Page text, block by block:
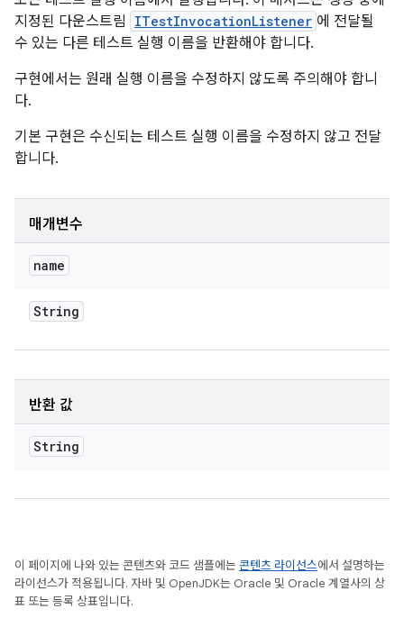
지정된 다운스트림
ITestInvocationListener 에 전달될
수 있는 다른 테스트 실행 이름을 반환해야 합니다.
구현에서는 원래 실행 이름을 수정하지 않도록 주의해야 합니
다.
기본 구현은 수신되는 테스트 실행 이름을 수정하지 않고 전달
합니다.
매개변수
name
String
반환 값
String
이 페이지에 나와 있는 콘텐츠와 코드 샘플에는 콘텐츠 라이선스에서 설명하는
라이선스가 적용됩니다. 자바 및 OpenJDK는 Oracle 및 Oracle 계열사의 상
표 또는 등록 상표입니다.